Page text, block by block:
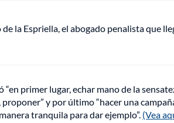
de la Espriella, el abogado penalista que
primer lugar, echar mano de la
y por último “hacer una
tranquila para dar ejemplo”. (Vea